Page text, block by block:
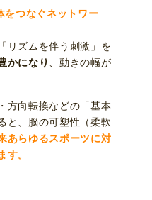
をつなぐネットワー
リズムを伴う刺激」を
かになり 、動きの幅が
方向転換などの「基本
と、脳の可塑性（柔軟
あらゆるスポーツに対
す。